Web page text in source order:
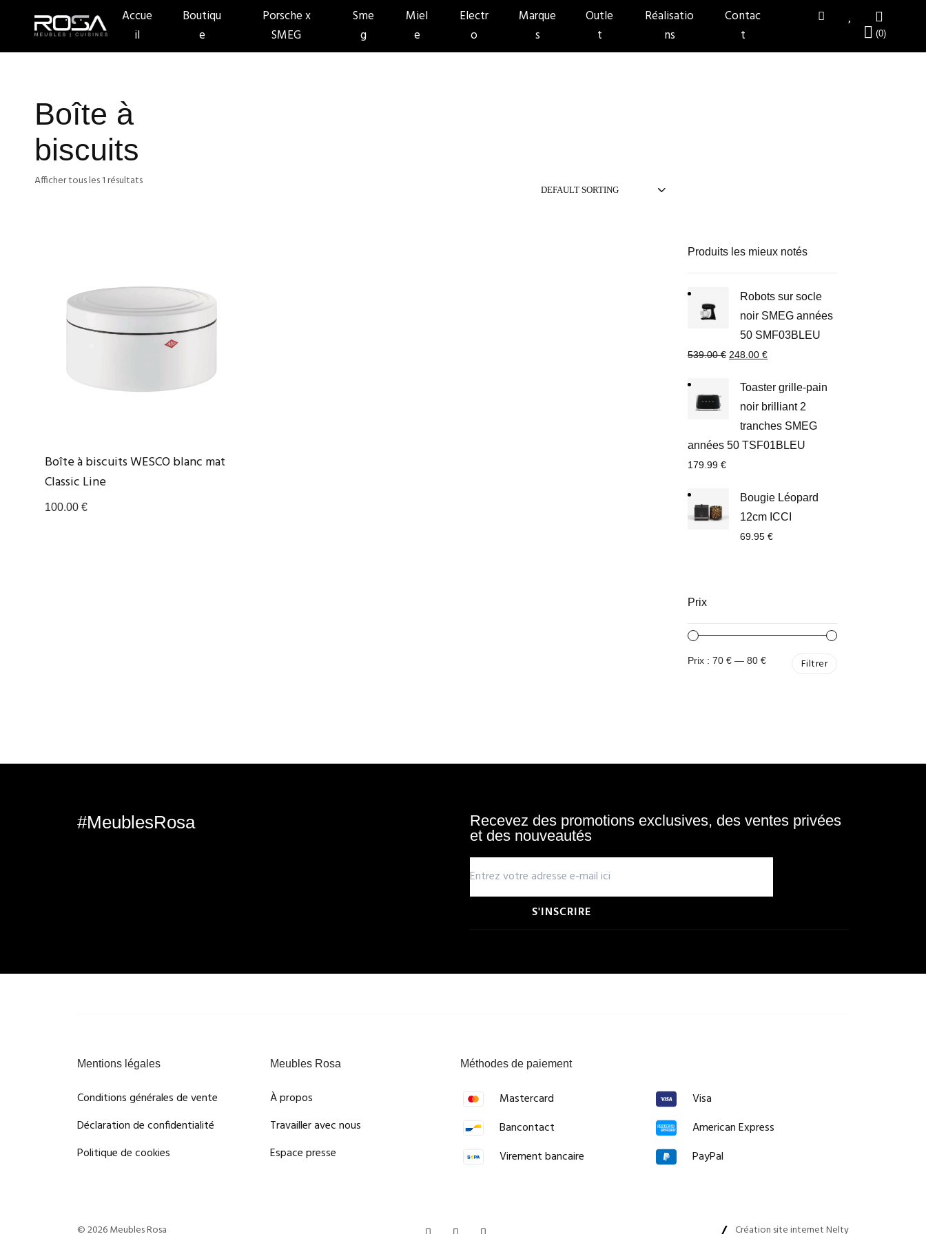
Accue
il
Boutiqu
e
Porsche x
SMEG
Sme
g
Miel
e
Electr
o
Marque
s
Outle
t
Réalisatio
ns
Contac
t
Boîte à
biscuits
Afficher tous les 1 résultats
Boîte à biscuits WESCO blanc mat
Classic Line
100.00 €
Produits les mieux notés
Robots sur socle
noir SMEG années
50 SMF03BLEU
539.00€ 248.00 €
Toaster grille-pain
noir brilliant 2
tranches SMEG
années 50 TSF01BLEU
179.99 €
Bougie Léopard
12cm ICCI
69.95 €
Prix
Filtrer
Prix : 70 € — 80 €
#MeublesRosa
Recevez des promotions exclusives, des ventes privées
et des nouveautés
S'INSCRIRE
Mentions légales
Conditions générales de vente
Déclaration de confidentialité
Politique de cookies
Meubles Rosa
À propos
Travailler avec nous
Espace presse
Méthodes de paiement
Mastercard
Bancontact
Virement bancaire
Visa
American Express
PayPal
© 2026 Meubles Rosa Création site internet Nelty